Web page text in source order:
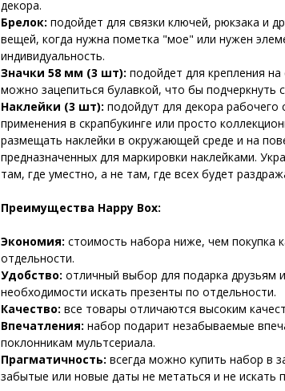
декора.
Брелок: подойдет для связки ключей, рюкзака и
вещей, когда нужна пометка "мое" или нужен
индивидуальность.
Значки 58 мм (3 шт): подойдет для крепления на
можно зацепиться булавкой, что бы подчеркнуть
Наклейки (3 шт): подойдут для декора
применения в скрапбукинге или просто
размещать наклейки в окружающей среде и на
предназначенных для маркировки наклейками.
там, где уместно, а не там, где всех будет
Преимущества Happy Box:
Экономия: стоимость набора ниже, чем покупка
отдельности.
Удобство: отличный выбор для подарка друзьям
необходимости искать презенты по отдельности.
Качество: все товары отличаются высоким
Впечатления: набор подарит незабываемые
поклонникам мультсериала.
Прагматичность: всегда можно купить набор в
забытые или новые даты не метаться и не искать